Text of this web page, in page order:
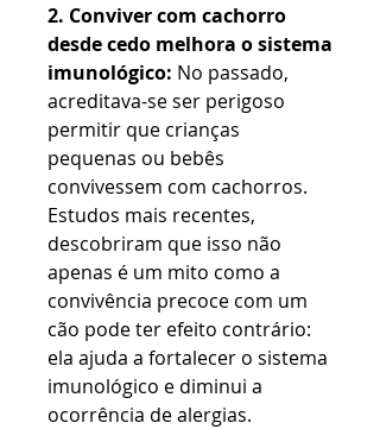
2. Conviver com cachorro
desde cedo melhora o sistema
imunológico: No passado,
acreditava-se ser perigoso
permitir que crianças
pequenas ou bebês
convivessem com cachorros.
Estudos mais recentes,
descobriram que isso não
apenas é um mito como a
convivência precoce com um
cão pode ter efeito contrário:
ela ajuda a fortalecer o sistema
imunológico e diminui a
ocorrência de alergias.